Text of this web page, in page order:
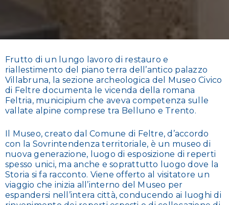
Frutto di un lungo lavoro di restauro e
riallestimento del piano terra dell’antico palazzo
Villabruna, la sezione archeologica del Museo Civico
di Feltre documenta le vicenda della romana
Feltria, municipium che aveva competenza sulle
vallate alpine comprese tra Belluno e Trento.
Il Museo, creato dal Comune di Feltre, d’accordo
con la Sovrintendenza territoriale, è un museo di
nuova generazione, luogo di esposizione di reperti
spesso unici, ma anche e soprattutto luogo dove la
Storia si fa racconto. Viene offerto al visitatore un
viaggio che inizia all’interno del Museo per
espandersi nell’intera città, conducendo ai luoghi di